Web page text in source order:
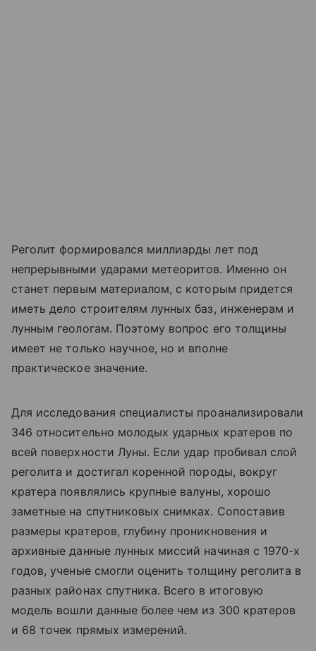
Реголит формировался миллиарды лет под
непрерывными ударами метеоритов. Именно он
станет первым материалом, с которым придется
иметь дело строителям лунных баз, инженерам и
лунным геологам. Поэтому вопрос его толщины
имеет не только научное, но и вполне
практическое значение.
Для исследования специалисты проанализировали
346 относительно молодых ударных кратеров по
всей поверхности Луны. Если удар пробивал слой
реголита и достигал коренной породы, вокруг
кратера появлялись крупные валуны, хорошо
заметные на спутниковых снимках. Сопоставив
размеры кратеров, глубину проникновения и
архивные данные лунных миссий начиная с 1970-х
годов, ученые смогли оценить толщину реголита в
разных районах спутника. Всего в итоговую
модель вошли данные более чем из 300 кратеров
и 68 точек прямых измерений.